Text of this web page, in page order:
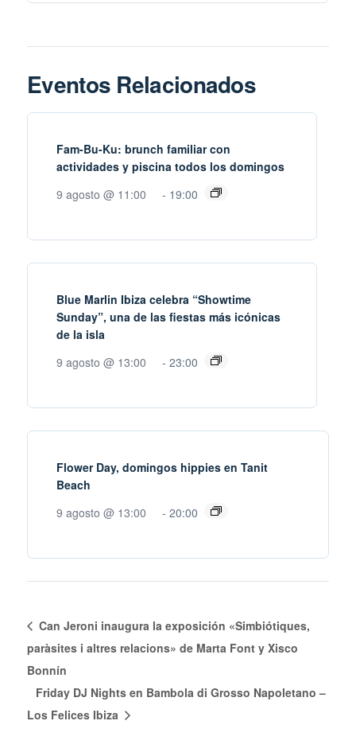
Eventos Relacionados
Fam-Bu-Ku: brunch familiar con
actividades y piscina todos los domingos
9 agosto @ 11:00
- 19:00
Blue Marlin Ibiza celebra “Showtime
Sunday”, una de las fiestas más icónicas
de la isla
9 agosto @ 13:00
- 23:00
Flower Day, domingos hippies en Tanit
Beach
9 agosto @ 13:00
- 20:00
Can Jeroni inaugura la exposición «Simbiótiques,
paràsites i altres relacions» de Marta Font y Xisco
Bonnín
Friday DJ Nights en Bambola di Grosso Napoletano –
Los Felices Ibiza